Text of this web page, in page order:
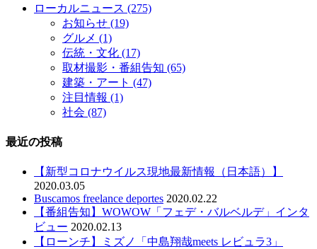
ローカルニュース (275)
お知らせ (19)
グルメ (1)
伝統・文化 (17)
取材撮影・番組告知 (65)
建築・アート (47)
注目情報 (1)
社会 (87)
最近の投稿
【新型コロナウイルス現地最新情報（日本語）】
2020.03.05
Buscamos freelance deportes 2020.02.22
【番組告知】WOWOW「フェデ・バルベルデ」インタ
ビュー 2020.02.13
【ローンチ】ミズノ「中島翔哉meets レビュラ3」